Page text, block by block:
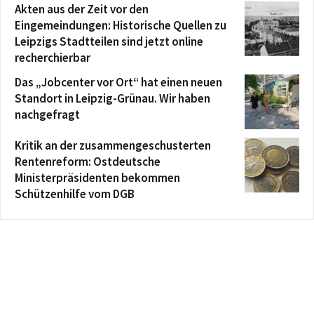
Akten aus der Zeit vor den
Eingemeindungen: Historische Quellen zu
Leipzigs Stadtteilen sind jetzt online
recherchierbar
Das „Jobcenter vor Ort“ hat einen neuen
Standort in Leipzig-Grünau. Wir haben
nachgefragt
Kritik an der zusammengeschusterten
Rentenreform: Ostdeutsche
Ministerpräsidenten bekommen
Schützenhilfe vom DGB